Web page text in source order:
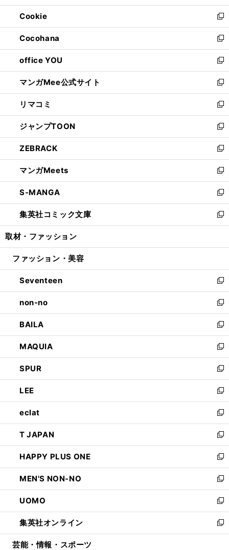
開
く
ウ
で
開
く
ン
ド
ウ
で
開
く
ウ
ィ
ン
ド
ウ
で
開
く
Cookie
新
し
い
ウ
ィ
ン
ド
ウ
で
開
く
Cocohana
新
し
い
ウ
ィ
ン
ド
ウ
で
開
く
office YOU
新
し
い
ウ
ィ
ン
ド
ウ
で
開
く
マンガMee公式サイト
新
し
い
ウ
ィ
ン
ド
ウ
で
開
く
リマコミ
新
し
い
ウ
ィ
ン
ド
ウ
で
開
く
ジャンプTOON
新
し
い
ウ
ィ
ン
ド
ウ
で
開
ZEBRACK
新
し
い
ウ
ィ
ン
ド
ウ
開
マンガMeets
新
し
い
ウ
ィ
ン
ウ
開
く
S-MANGA
新
し
い
ウ
ン
ウ
で
開
く
集英社コミック文庫
新
し
ウ
ン
ド
ウ
で
開
く
取材・ファッション
ファッション・美容
Seventeen
新
し
い
ウ
ィ
ン
ド
ウ
で
開
く
non-no
新
し
い
ウ
ィ
ン
ド
ウ
で
開
く
BAILA
新
し
い
ウ
ィ
ン
ド
ウ
で
開
く
MAQUIA
新
し
い
ウ
ィ
ン
ド
ウ
で
開
く
SPUR
新
し
い
ウ
ィ
ン
ド
ウ
で
開
く
LEE
新
し
い
ウ
ィ
ン
ド
ウ
で
開
く
eclat
新
し
い
ウ
ィ
ン
ド
ウ
で
開
く
T JAPAN
新
し
い
ウ
ィ
ン
ド
ウ
で
開
HAPPY PLUS ONE
新
し
い
ウ
ィ
ン
ド
ウ
MEN'S NON-NO
新
し
い
ウ
ィ
ン
UOMO
新
し
い
ウ
集英社オンライン
新
し
芸能・情報・スポーツ